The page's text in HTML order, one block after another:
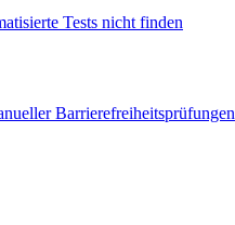
Tests nicht finden
Barrierefreiheitsprüfungen